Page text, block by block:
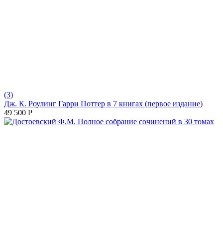
(3)
Дж. К. Роулинг Гарри Поттер в 7 книгах (первое издание)
49 500 Р